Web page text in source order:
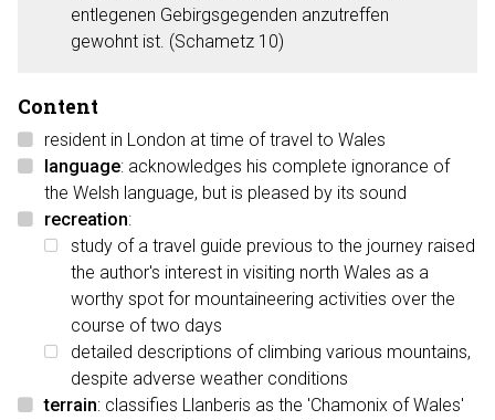
entlegenen Gebirgsgegenden anzutreffen
gewohnt ist. (Schametz 10)
Content
resident in London at time of travel to Wales
language: acknowledges his complete ignorance of
the Welsh language, but is pleased by its sound
recreation:
study of a travel guide previous to the journey raised
the author's interest in visiting north Wales as a
worthy spot for mountaineering activities over the
course of two days
detailed descriptions of climbing various mountains,
despite adverse weather conditions
terrain: classifies Llanberis as the 'Chamonix of Wales'